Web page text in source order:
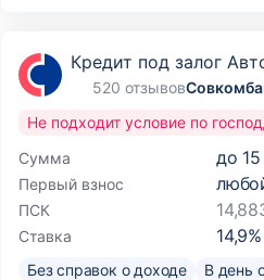
Кредит под залог
520 отзывов
Сумма до
Первый взнос
ПСК
Ставка 14,9%
Не подходит условие по
Без справок о доходе В день